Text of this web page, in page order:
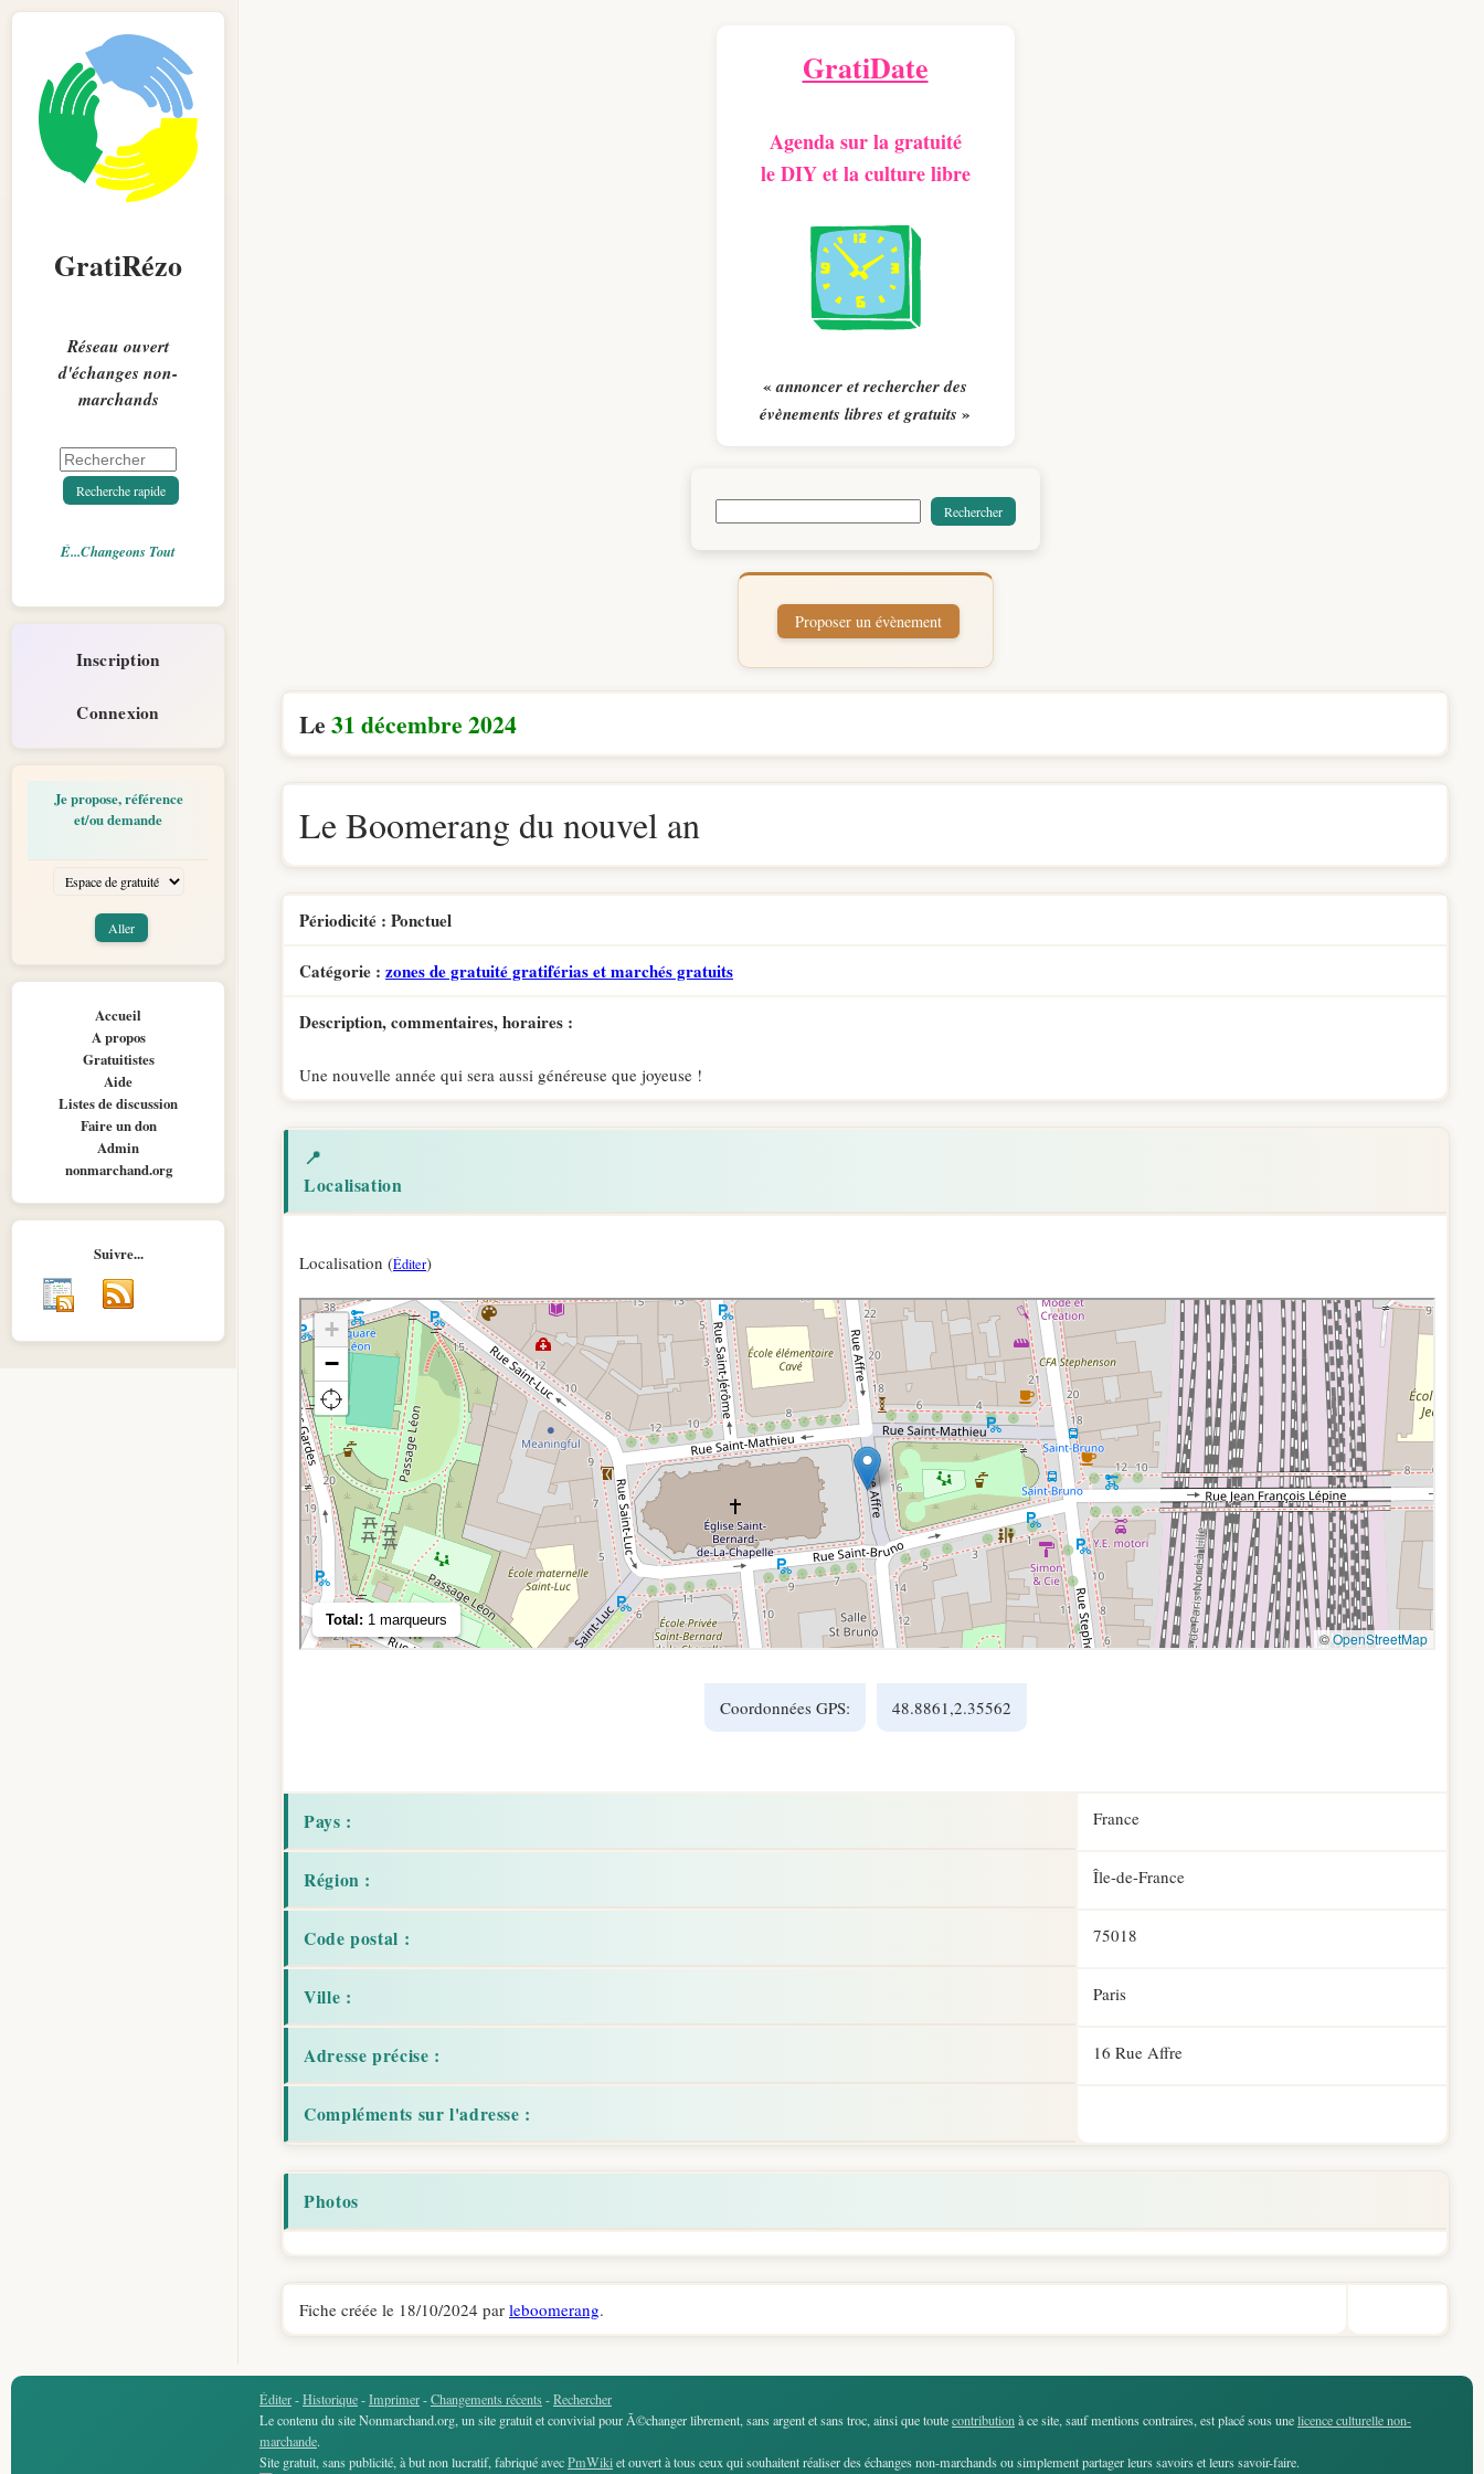
GratiRézo
Réseau ouvert
d'échanges non-
marchands
É...Changeons Tout
Inscription
Connexion
Je propose, référence
et/ou demande
Accueil
A propos
Gratuitistes
Aide
Listes de discussion
Faire un don
Admin
nonmarchand.org
Suivre...
GratiDate
Agenda sur la gratuité
le DIY et la culture libre
«annoncer et rechercher des
évènements libres et gratuits »
Le31 décembre 2024
Le Boomerang du nouvel an
Périodicité : Ponctuel
Catégorie : zones de gratuité gratiférias et marchés gratuits
Description, commentaires, horaires :
Une nouvelle année qui sera aussi généreuse que joyeuse !
📍
Localisation
Localisation (Éditer)
Coordonnées GPS: 48.8861,2.35562
Pays : France
Région : Île-de-France
Code postal : 75018
Ville : Paris
Adresse précise : 16 Rue Affre
Compléments sur l'adresse :
Photos
Fiche créée le 18/10/2024 par leboomerang.
Éditer-Historique-Imprimer-Changements récents-Rechercher
Le contenu du site Nonmarchand.org, un site gratuit et convivial pour Ã©changer librement, sans argent et sans troc, ainsi que toutecontributionà ce site, sauf mentions contraires, est placé sous unelicence culturelle non-
marchande.
Site gratuit, sans publicité, à but non lucratif, fabriqué avecPmWikiet ouvert à tous ceux qui souhaitent réaliser des échanges non-marchands ou simplement partager leurs savoirs et leurs savoir-faire.